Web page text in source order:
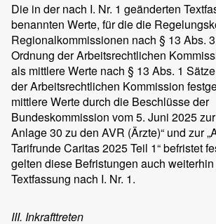
Die in der nach I. Nr. 1 geänderten
benannten Werte, für die die
Regionalkommissionen nach § 13 Abs.
Ordnung der Arbeitsrechtlichen
als mittlere Werte nach § 13 Abs. 1
der Arbeitsrechtlichen Kommission
mittlere Werte durch die Beschlüsse der
Bundeskommission vom 5. Juni 2025 zur
Anlage 30 zu den AVR (Ärzte)“ und zur
Tarifrunde Caritas 2025 Teil 1“ befristet
gelten diese Befristungen auch
Textfassung nach I. Nr. 1.
III. Inkrafttreten